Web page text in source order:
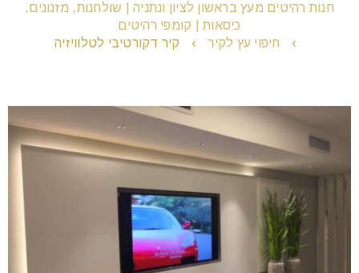
חנות רהיטים מעץ בראשון לציון ונתניה | שולחנות, מזנונים,
כיסאות | קומפי רהיטים
›
חיפוי עץ לקיר › קיר דקורטיבי לטלוויזיה
הקטנת גופן
spellcheck גופן קריא
brightness_high ניגודיות בהירה
ניגודיות כהה